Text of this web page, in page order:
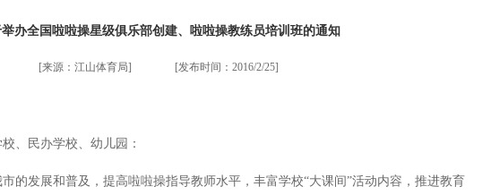
举办全国啦啦操星级俱乐部创建、啦啦操教练员培训班的通知
[来源：江山体育局] [发布时间：2016/2/25]
、民办学校、幼儿园：
发展和普及，提高啦啦操指导教师水平，丰富学校“大课间”活动内容，推进教育